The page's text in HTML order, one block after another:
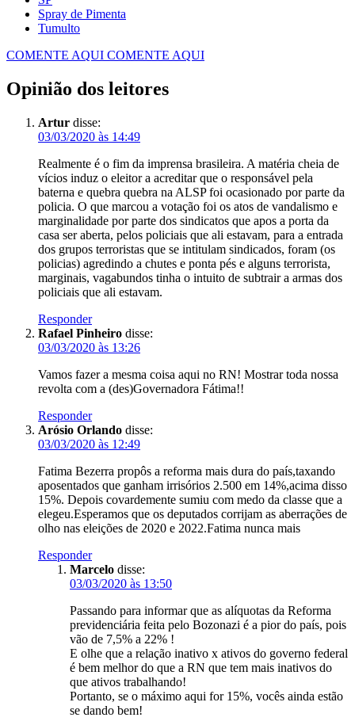
Spray de Pimenta
Tumulto
COMENTE AQUI COMENTE AQUI
Opinião dos leitores
Artur disse:
03/03/2020 às 14:49
Realmente é o fim da imprensa brasileira. A matéria cheia de
vícios induz o eleitor a acreditar que o responsável pela
baterna e quebra quebra na ALSP foi ocasionado por parte da
policia. O que marcou a votação foi os atos de vandalismo e
marginalidade por parte dos sindicatos que apos a porta da
casa ser aberta, pelos policiais que ali estavam, para a entrada
dos grupos terroristas que se intitulam sindicados, foram (os
policias) agredindo a chutes e ponta pés e alguns terrorista,
marginais, vagabundos tinha o intuito de subtrair a armas dos
policiais que ali estavam.
Responder
Rafael Pinheiro disse:
03/03/2020 às 13:26
Vamos fazer a mesma coisa aqui no RN! Mostrar toda nossa
revolta com a (des)Governadora Fátima!!
Responder
Arósio Orlando disse:
03/03/2020 às 12:49
Fatima Bezerra propôs a reforma mais dura do país,taxando
aposentados que ganham irrisórios 2.500 em 14%,acima disso
15%. Depois covardemente sumiu com medo da classe que a
elegeu.Esperamos que os deputados corrijam as aberrações de
olho nas eleições de 2020 e 2022.Fatima nunca mais
Responder
Marcelo disse:
03/03/2020 às 13:50
Passando para informar que as alíquotas da Reforma
previdenciária feita pelo Bozonazi é a pior do país, pois
vão de 7,5% a 22% !
E olhe que a relação inativo x ativos do governo federal
é bem melhor do que a RN que tem mais inativos do
que ativos trabalhando!
Portanto, se o máximo aqui for 15%, vocês ainda estão
se dando bem!